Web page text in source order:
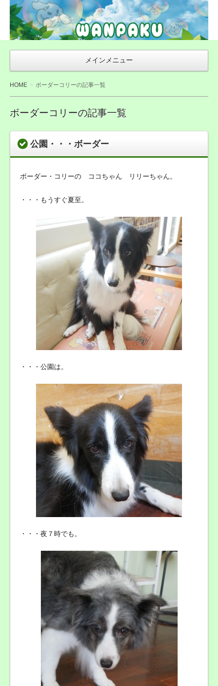
WAN友ブログ
（ご来店感謝ブ
ログ）〜札幌市
豊平区の犬トリ
ミング・無添加
おやつ店
WANPAKU（わ
んぱく）
メインメニュー
HOME ボーダーコリーの記事一覧
ボーダーコリーの記事一覧
公園・・・ボーダー
ボーダー・コリーの ココちゃん リリーちゃん。
・・・もうすぐ夏至。
・・・公園は。
・・・夜７時でも。